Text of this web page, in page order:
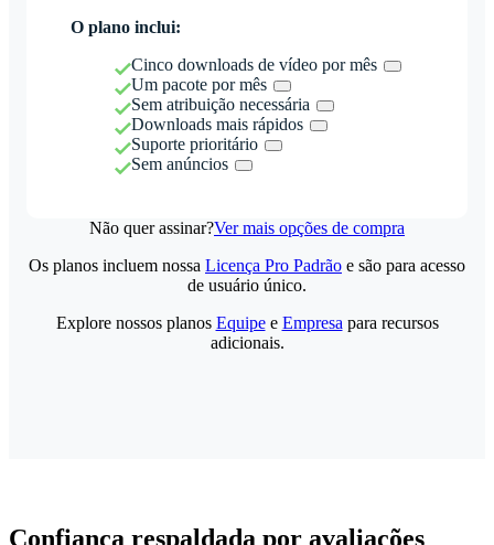
O plano inclui:
Cinco downloads de vídeo por mês
Um pacote por mês
Sem atribuição necessária
Downloads mais rápidos
Suporte prioritário
Sem anúncios
Não quer assinar?Ver mais opções de compra
Os planos incluem nossa Licença Pro Padrão e são para acesso
de usuário único.
Explore nossos planos Equipee Empresa para recursos
adicionais.
Confiança respaldada por avaliações